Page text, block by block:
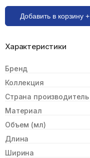
Добавить в корзину +
Характеристики
Бренд
Коллекция
Страна производитель
Материал
Объем (мл)
Длина
Ширина